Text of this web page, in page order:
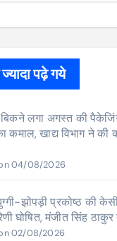
पढ़े गये
लगा अगस्त की
कमाल, खाद्य विभाग ने की
04/08/2026
झोपड़ी प्रकोष्ठ की
घोषित, मंजीत सिंह
02/08/2026